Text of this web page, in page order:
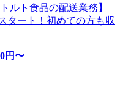
ルト食品の配送業務】
タート！初めての方も収
円〜